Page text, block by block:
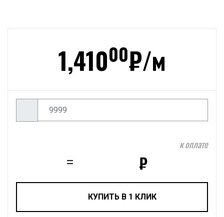
1,41000₽/м
=
к оплате
₽
КУПИТЬ В 1 КЛИК